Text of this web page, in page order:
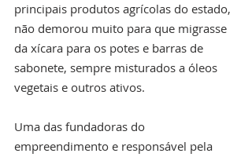
principais produtos agrícolas do estado,
não demorou muito para que migrasse
da xícara para os potes e barras de
sabonete, sempre misturados a óleos
vegetais e outros ativos.
Uma das fundadoras do
empreendimento e responsável pela